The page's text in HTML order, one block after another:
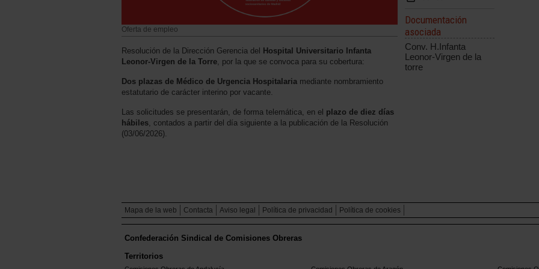
Oferta de empleo
Resolución de la Dirección Gerencia del
Hospital Universitario Infanta
Leonor-Virgen de la Torre , por la que se convoca para su cobertura:
Dos plazas de Médico de Urgencia Hospitalaria mediante nombramiento
estatutario de carácter interino por vacante.
Las solicitudes se presentarán, de forma telemática, en el plazo de diez días
hábiles , contados a partir del día siguiente a la publicación de la Resolución
(03/06/2026).
Documentación
asociada
Conv. H.Infanta
Leonor-Virgen de la
torre
Mapa de la web Contacta Aviso legal Política de privacidad Política de cookies
Confederación Sindical de Comisiones Obreras
Territorios